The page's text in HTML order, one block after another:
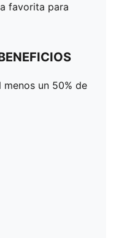
favorita para
un 50% de